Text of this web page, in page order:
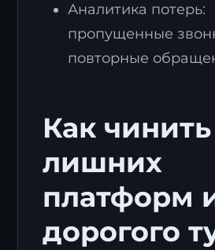
Аналитика потерь:
пропущенные
повторные
Как
лишних
платформ
дорогого